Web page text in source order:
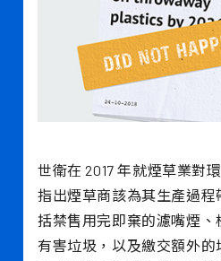
世衛在 2017 年就煙草業對
指出煙草商該為其生產過程
括禁售用完即棄的濾嘴煙
有害垃圾，以及繳交額外